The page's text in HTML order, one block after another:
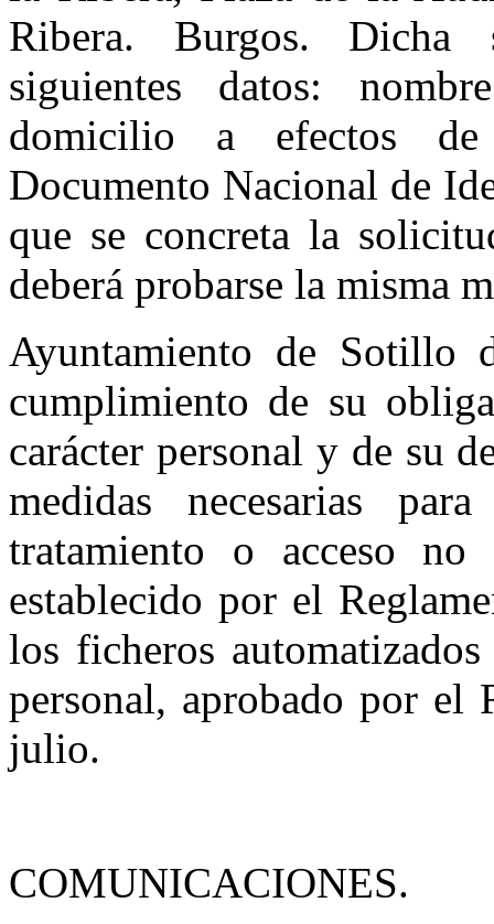
Ribera. Burgos. Dicha
siguientes datos:
domicilio a efectos de
Documento Nacional de
que se concreta la
deberá probarse la misma
Ayuntamiento de Sotillo
cumplimiento de su
carácter personal y de su
medidas necesarias
tratamiento o acceso
establecido por el
los ficheros
personal, aprobado por el
julio.
COMUNICACIONES.